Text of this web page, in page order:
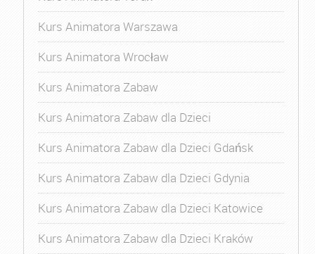
Kurs Animatora Warszawa
Kurs Animatora Wrocław
Kurs Animatora Zabaw
Kurs Animatora Zabaw dla Dzieci
Kurs Animatora Zabaw dla Dzieci Gdańsk
Kurs Animatora Zabaw dla Dzieci Gdynia
Kurs Animatora Zabaw dla Dzieci Katowice
Kurs Animatora Zabaw dla Dzieci Kraków